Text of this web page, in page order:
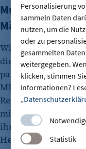
Personalisierung
sammeln Daten
nutzen, um die
oder zu
gesammelten
weitergegeben.
klicken, stimmen
Informationen?
„
Statistik
Mut zum
Männersache
Während der
die Damentoilette
patentierte
MISSOIR ein
miteinander
ihren Weg als